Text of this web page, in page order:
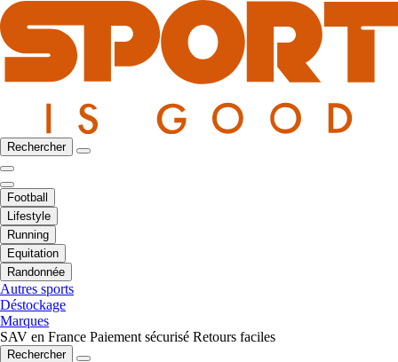
Rechercher
Football
Lifestyle
Running
Equitation
Randonnée
Autres sports
Déstockage
Marques
SAV en France Paiement sécurisé Retours faciles
Rechercher